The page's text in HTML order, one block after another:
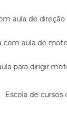
aula de
com aula de
para dirigir
escola de